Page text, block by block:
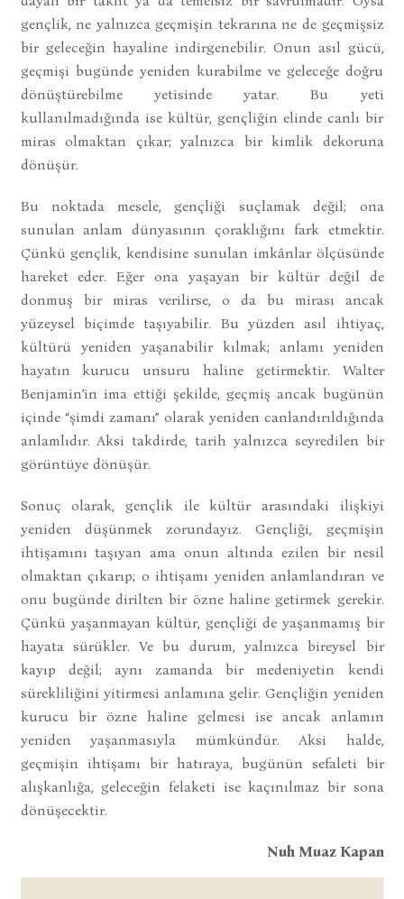
gençlik, ne yalnızca geçmişin tekrarına ne de geçmişsiz
bir geleceğin hayaline indirgenebilir. Onun asıl gücü,
geçmişi bugünde yeniden kurabilme ve geleceğe doğru
dönüştürebilme yetisinde yatar. Bu yeti
kullanılmadığında ise kültür, gençliğin elinde canlı bir
miras olmaktan çıkar; yalnızca bir kimlik dekoruna
dönüşür.
Bu noktada mesele, gençliği suçlamak değil; ona
sunulan anlam dünyasının çoraklığını fark etmektir.
Çünkü gençlik, kendisine sunulan imkânlar ölçüsünde
hareket eder. Eğer ona yaşayan bir kültür değil de
donmuş bir miras verilirse, o da bu mirası ancak
yüzeysel biçimde taşıyabilir. Bu yüzden asıl ihtiyaç,
kültürü yeniden yaşanabilir kılmak; anlamı yeniden
hayatın kurucu unsuru haline getirmektir. Walter
Benjamin’in ima ettiği şekilde, geçmiş ancak bugünün
içinde “şimdi zamanı” olarak yeniden canlandırıldığında
anlamlıdır. Aksi takdirde, tarih yalnızca seyredilen bir
görüntüye dönüşür.
Sonuç olarak, gençlik ile kültür arasındaki ilişkiyi
yeniden düşünmek zorundayız. Gençliği, geçmişin
ihtişamını taşıyan ama onun altında ezilen bir nesil
olmaktan çıkarıp; o ihtişamı yeniden anlamlandıran ve
onu bugünde dirilten bir özne haline getirmek gerekir.
Çünkü yaşanmayan kültür, gençliği de yaşanmamış bir
hayata sürükler. Ve bu durum, yalnızca bireysel bir
kayıp değil; aynı zamanda bir medeniyetin kendi
sürekliliğini yitirmesi anlamına gelir. Gençliğin yeniden
kurucu bir özne haline gelmesi ise ancak anlamın
yeniden yaşanmasıyla mümkündür. Aksi halde,
geçmişin ihtişamı bir hatıraya, bugünün sefaleti bir
alışkanlığa, geleceğin felaketi ise kaçınılmaz bir sona
dönüşecektir.
Nuh Muaz Kapan